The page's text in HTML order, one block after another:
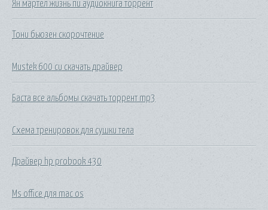
Ян мартел жизнь пи аудиокнига торрент
Тони бьюзен скорочтение
Mustek 600 cu скачать драйвер
Баста все альбомы скачать торрент mp3
Схема тренировок для сушки тела
Драйвер hp probook 430
Ms office для mac os